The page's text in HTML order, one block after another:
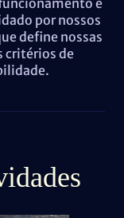
por nossos
define nossas
critérios de